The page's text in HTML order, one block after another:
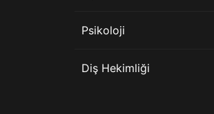
Psikoloji
Diş Hekimliği